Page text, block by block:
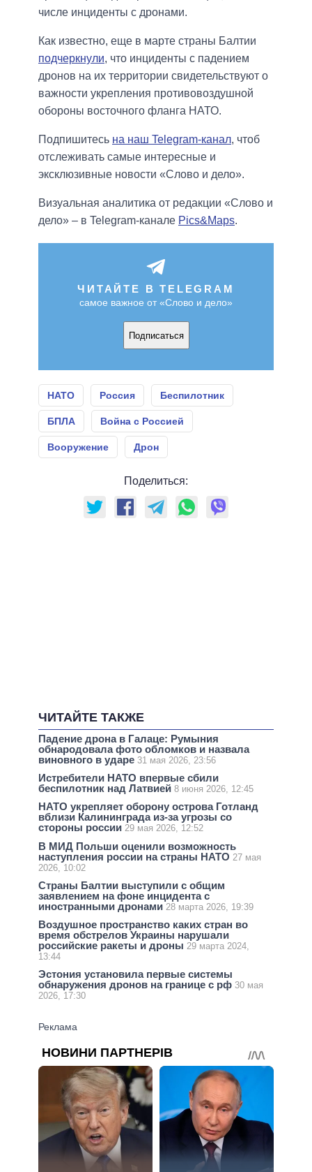
числе инциденты с дронами.
Как известно, еще в марте страны Балтии
подчеркнули, что инциденты с падением
дронов на их территории свидетельствуют о
важности укрепления противовоздушной
обороны восточного фланга НАТО.
Подпишитесь на наш Telegram-канал, чтоб
отслеживать самые интересные и
эксклюзивные новости «Слово и дело».
Визуальная аналитика от редакции «Слово и
дело» – в Telegram-канале Pics&Maps.
ЧИТАЙТЕ В TELEGRAM
самое важное от «Слово и дело»
Подписаться
НАТО Россия Беспилотник
БПЛА Война с Россией
Вооружение Дрон
Поделиться:
ЧИТАЙТЕ ТАКЖЕ
Падение дрона в Галаце: Румыния
обнародовала фото обломков и назвала
виновного в ударе 31 мая 2026, 23:56
Истребители НАТО впервые сбили
беспилотник над Латвией 8 июня 2026, 12:45
НАТО укрепляет оборону острова Готланд
вблизи Калининграда из-за угрозы со
стороны россии 29 мая 2026, 12:52
В МИД Польши оценили возможность
наступления россии на страны НАТО 27 мая
2026, 10:02
Страны Балтии выступили с общим
заявлением на фоне инцидента с
иностранными дронами 28 марта 2026, 19:39
Воздушное пространство каких стран во
время обстрелов Украины нарушали
российские ракеты и дроны 29 марта 2024,
13:44
Эстония установила первые системы
обнаружения дронов на границе с рф 30 мая
2026, 17:30